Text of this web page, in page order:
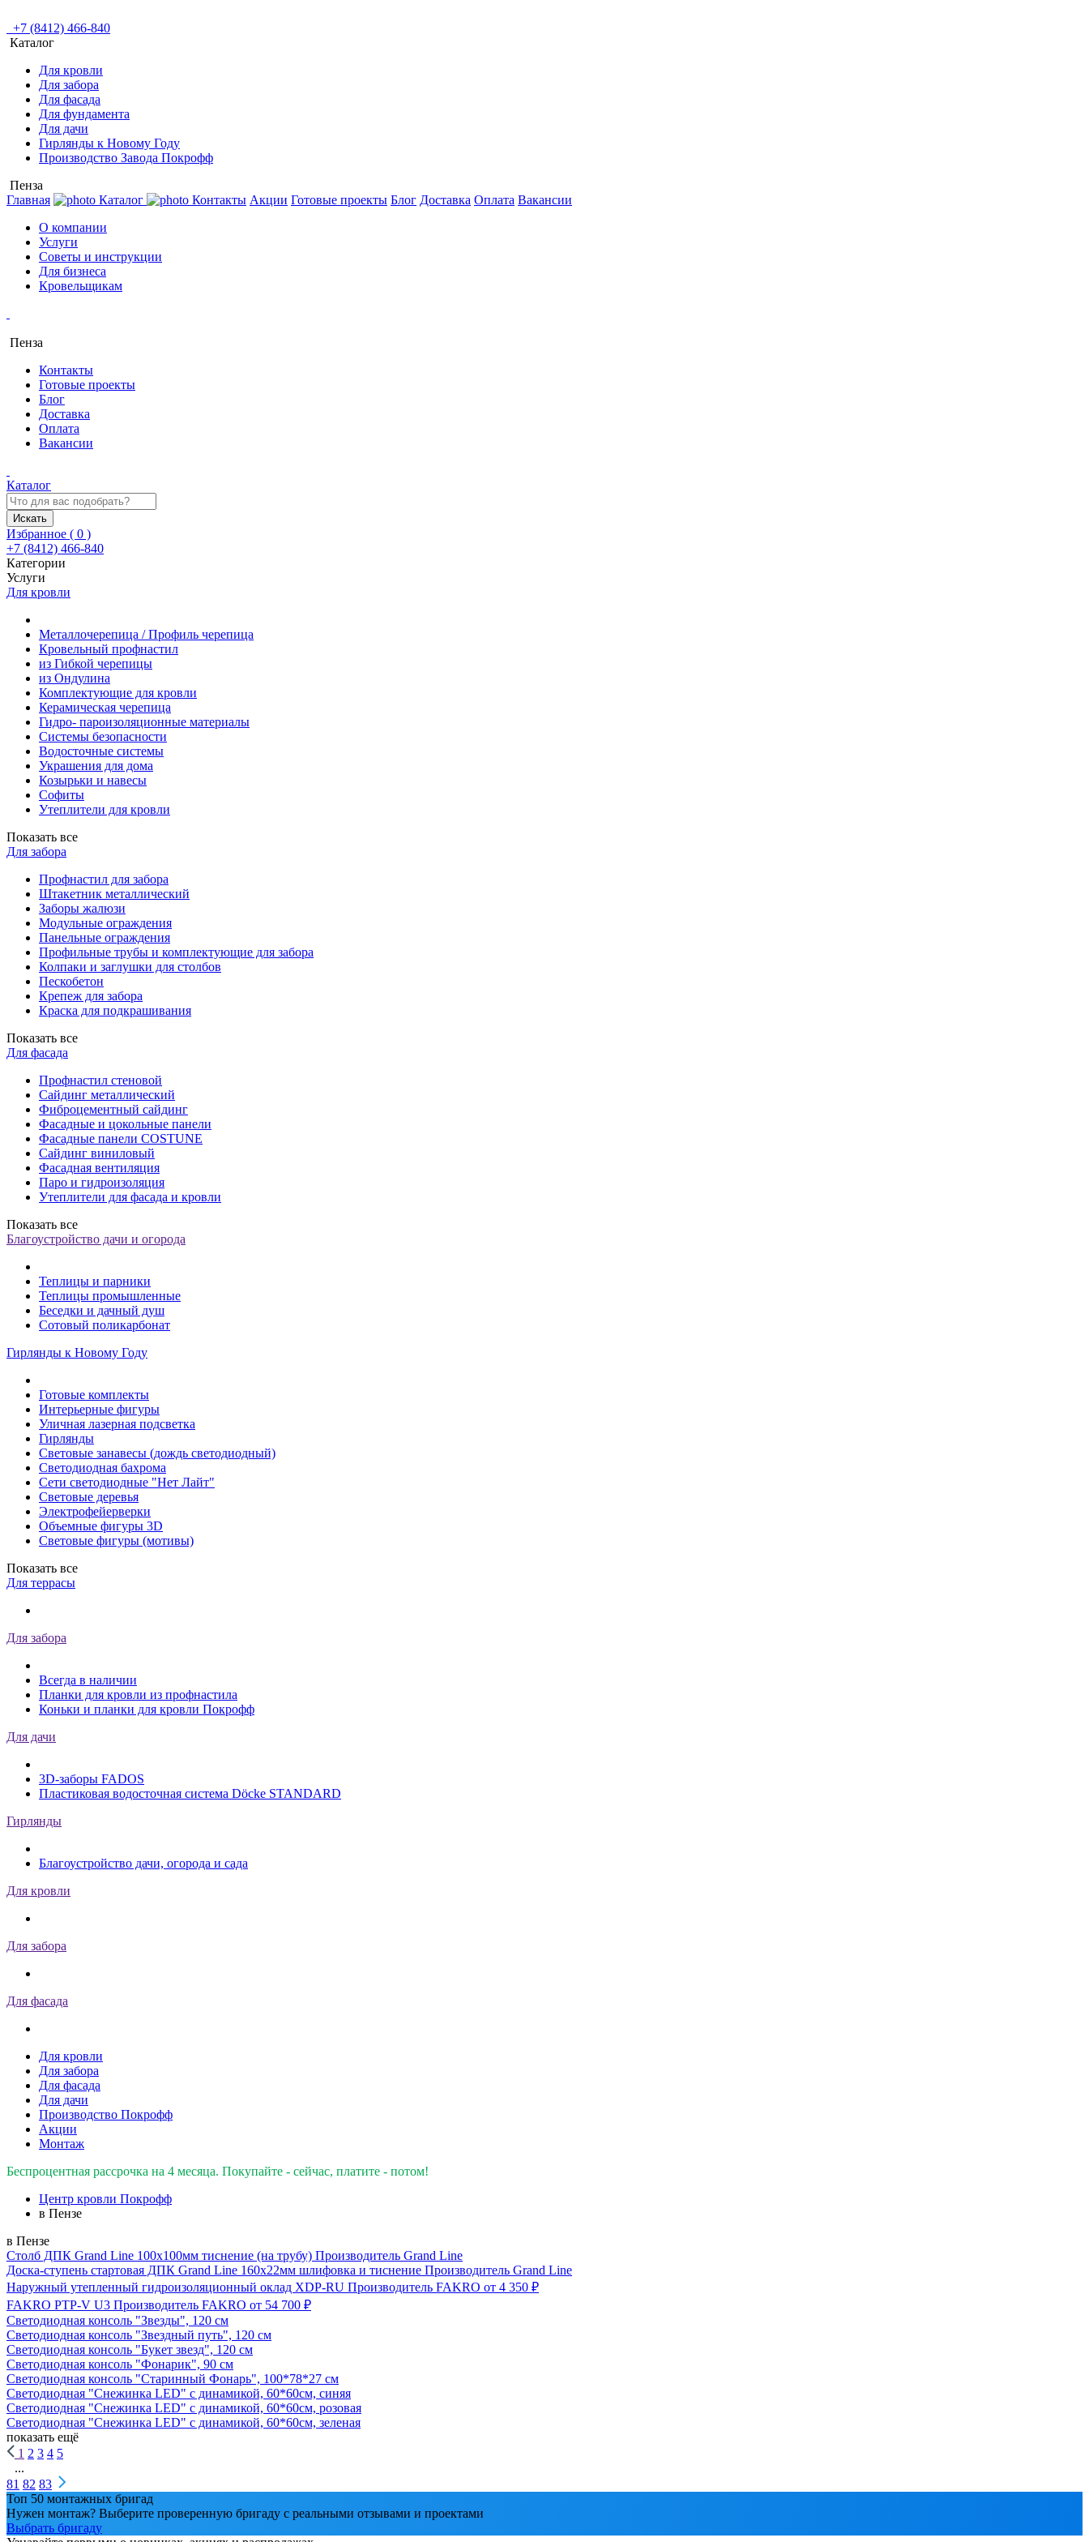
+7 (8412) 466-840
Каталог
Для кровли
Для забора
Для фасада
Для фундамента
Для дачи
Гирлянды к Новому Году
Производство Завода Покрофф
Пенза
Главная
Каталог Контакты Акции Готовые проекты Блог Доставка Оплата Вакансии
О компании
Услуги
Советы и инструкции
Для бизнеса
Кровельщикам
Пенза
Контакты
Готовые проекты
Блог
Доставка
Оплата
Вакансии
Каталог
Искать
Избранное ( 0 )
+7 (8412) 466-840
Категории
Услуги
Для кровли
Металлочерепица / Профиль черепица
Кровельный профнастил
из Гибкой черепицы
из Ондулина
Комплектующие для кровли
Керамическая черепица
Гидро- пароизоляционные материалы
Системы безопасности
Водосточные системы
Украшения для дома
Козырьки и навесы
Софиты
Утеплители для кровли
Показать все
Для забора
Профнастил для забора
Штакетник металлический
Заборы жалюзи
Модульные ограждения
Панельные ограждения
Профильные трубы и комплектующие для забора
Колпаки и заглушки для столбов
Пескобетон
Крепеж для забора
Краска для подкрашивания
Показать все
Для фасада
Профнастил стеновой
Сайдинг металлический
Фиброцементный сайдинг
Фасадные и цокольные панели
Фасадные панели COSTUNE
Сайдинг виниловый
Фасадная вентиляция
Паро и гидроизоляция
Утеплители для фасада и кровли
Показать все
Благоустройство дачи и огорода
Теплицы и парники
Теплицы промышленные
Беседки и дачный душ
Сотовый поликарбонат
Гирлянды к Новому Году
Готовые комплекты
Интерьерные фигуры
Уличная лазерная подсветка
Гирлянды
Световые занавесы (дождь светодиодный)
Светодиодная бахрома
Сети светодиодные "Нет Лайт"
Световые деревья
Электрофейерверки
Объемные фигуры 3D
Световые фигуры (мотивы)
Показать все
Для террасы
Для забора
Всегда в наличии
Планки для кровли из профнастила
Коньки и планки для кровли Покрофф
Для дачи
3D-заборы FADOS
Пластиковая водосточная система Döcke STANDARD
Гирлянды
Благоустройство дачи, огорода и сада
Для кровли
Для забора
Для фасада
Для кровли
Для забора
Для фасада
Для дачи
Производство Покрофф
Акции
Монтаж
Беспроцентная рассрочка на 4 месяца. Покупайте - сейчас, платите - потом!
Центр кровли Покрофф
в Пензе
в Пензе
Столб ДПК Grand Line 100х100мм тиснение (на трубу) Производитель Grand Line
Доска-ступень стартовая ДПК Grand Line 160х22мм шлифовка и тиснение Производитель Grand Line
Наружный утепленный гидроизоляционный оклад XDP-RU Производитель FAKRO от 4 350 ₽
FAKRO PTP-V U3 Производитель FAKRO от 54 700 ₽
Светодиодная консоль "Звезды", 120 см
Светодиодная консоль "Звездный путь", 120 см
Светодиодная консоль "Букет звезд", 120 см
Светодиодная консоль "Фонарик", 90 см
Светодиодная консоль "Старинный Фонарь", 100*78*27 см
Светодиодная "Снежинка LED" с динамикой, 60*60см, синяя
Светодиодная "Снежинка LED" с динамикой, 60*60см, розовая
Светодиодная "Снежинка LED" с динамикой, 60*60см, зеленая
показать ещё
1 2 3 4 5
...
81 82 83
Топ 50 монтажных бригад
Нужен монтаж? Выберите проверенную бригаду с реальными отзывами и проектами
Выбрать бригаду